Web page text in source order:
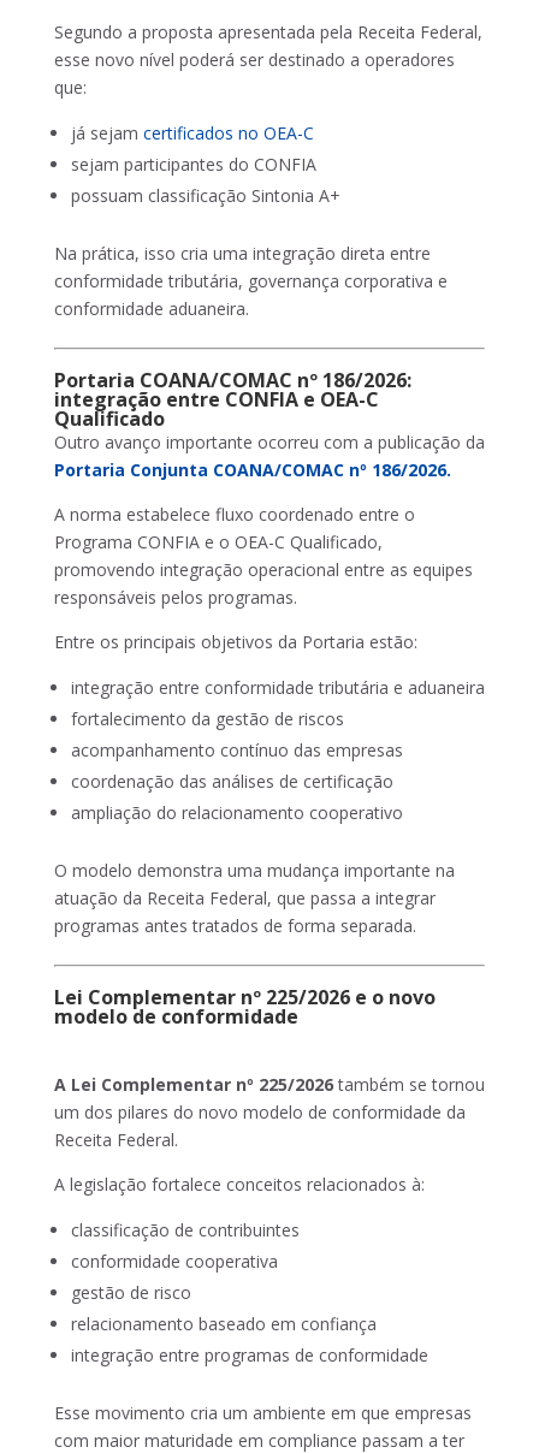
Segundo a proposta apresentada pela Receita Federal,
esse novo nível poderá ser destinado a operadores
que:
já sejam certificados no OEA-C
sejam participantes do CONFIA
possuam classificação Sintonia A+
Na prática, isso cria uma integração direta entre
conformidade tributária, governança corporativa e
conformidade aduaneira.
Portaria COANA/COMAC nº 186/2026:
integração entre CONFIA e OEA-C
Qualificado
Outro avanço importante ocorreu com a publicação da
Portaria Conjunta COANA/COMAC nº 186/2026.
A norma estabelece fluxo coordenado entre o
Programa CONFIA e o OEA-C Qualificado,
promovendo integração operacional entre as equipes
responsáveis pelos programas.
Entre os principais objetivos da Portaria estão:
integração entre conformidade tributária e aduaneira
fortalecimento da gestão de riscos
acompanhamento contínuo das empresas
coordenação das análises de certificação
ampliação do relacionamento cooperativo
O modelo demonstra uma mudança importante na
atuação da Receita Federal, que passa a integrar
programas antes tratados de forma separada.
Lei Complementar nº 225/2026 e o novo
modelo de conformidade
A Lei Complementar nº 225/2026também se tornou
um dos pilares do novo modelo de conformidade da
Receita Federal.
A legislação fortalece conceitos relacionados à:
classificação de contribuintes
conformidade cooperativa
gestão de risco
relacionamento baseado em confiança
integração entre programas de conformidade
Esse movimento cria um ambiente em que empresas
com maior maturidade em compliance passam a ter